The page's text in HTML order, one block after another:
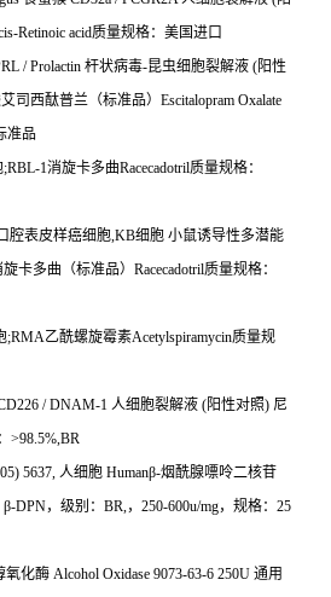
Retinoic acid质量规格：美国进口
/ Prolactin 杆状病毒-昆虫细胞裂解液 (阳性
司西酞普兰（标准品） Escitalopram Oxalate
准品
;RBL-1消旋卡多曲Racecadotril质量规格：
腔表皮样癌细胞,KB细胞 小鼠诱导性多潜能
旋卡多曲（标准品） Racecadotril质量规格：
;RMA乙酰螺旋霉素Acetylspiramycin质量规
/ DNAM-1 人细胞裂解液 (阳性对照) 尼
>98.5%,BR
5637, 人细胞 Humanβ-烟酰腺嘌呤二核苷
β-DPN，级别： BR,， 250-600u/mg，规格： 25
氧化酶 Alcohol Oxidase 9073-63-6 250U 通用